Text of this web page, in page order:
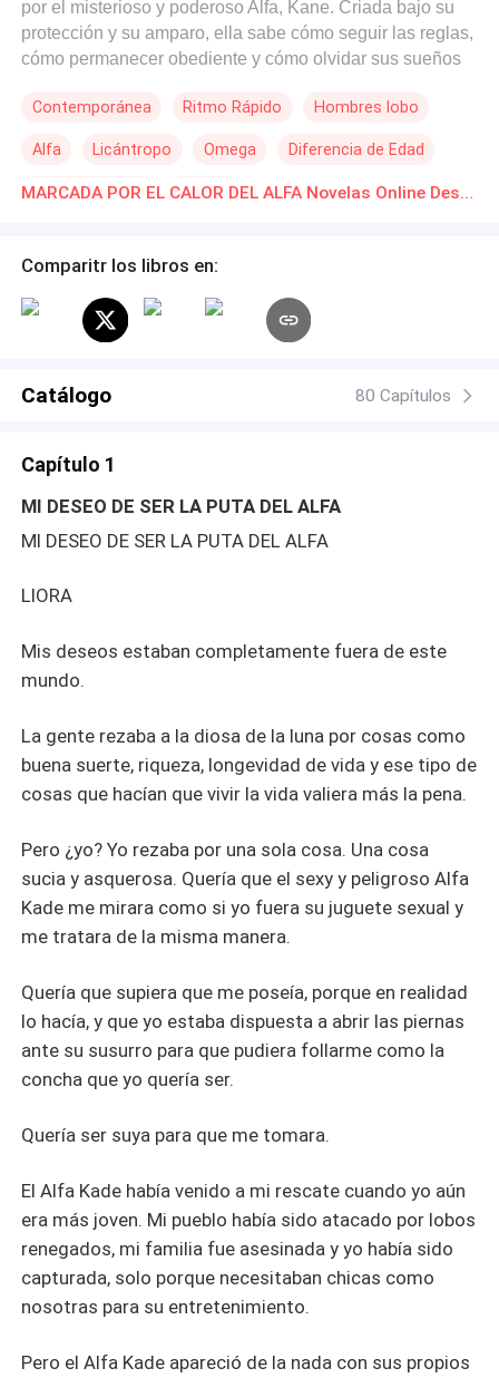
por el misterioso y poderoso Alfa, Kane. Criada bajo su
protección y su amparo, ella sabe cómo seguir las reglas,
cómo permanecer obediente y cómo olvidar sus sueños
más imposible se vuelve resistir el cuerpo del Alfa Kane.
comparten el uno por el otro explota, llevándolos a un
abrazo estrecho y se encuentran incapaces de soltarse.
Contemporánea Ritmo Rápido Hombres lobo
Alfa Licántropo Omega Diferencia de Edad
Amor Prohibido Erótico MARCADA POR EL CALOR DEL ALFA Novelas Online Descarga gratuita de PDF
Comparitr los libros en:
Catálogo 80 Capítulos
Capítulo 1
MI DESEO DE SER LA PUTA DEL ALFA
MI DESEO DE SER LA PUTA DEL ALFA
LIORA
Mis deseos estaban completamente fuera de este
mundo.
La gente rezaba a la diosa de la luna por cosas como
buena suerte, riqueza, longevidad de vida y ese tipo de
cosas que hacían que vivir la vida valiera más la pena.
Pero ¿yo? Yo rezaba por una sola cosa. Una cosa
sucia y asquerosa. Quería que el sexy y peligroso Alfa
Kade me mirara como si yo fuera su juguete sexual y
me tratara de la misma manera.
Quería que supiera que me poseía, porque en realidad
lo hacía, y que yo estaba dispuesta a abrir las piernas
ante su susurro para que pudiera follarme como la
concha que yo quería ser.
Quería ser suya para que me tomara.
El Alfa Kade había venido a mi rescate cuando yo aún
era más joven. Mi pueblo había sido atacado por lobos
renegados, mi familia fue asesinada y yo había sido
capturada, solo porque necesitaban chicas como
nosotras para su entretenimiento.
Pero el Alfa Kade apareció de la nada con sus propios